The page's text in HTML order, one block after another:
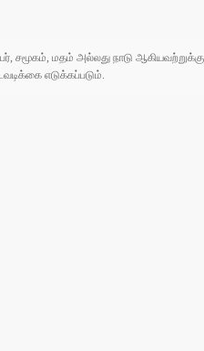
சமூகம், மதம் அல்லது நாடு
எடுக்கப்படும்.